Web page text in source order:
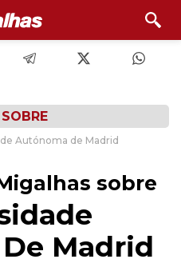
Autónoma de Madrid
sobre
Madrid